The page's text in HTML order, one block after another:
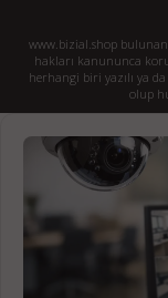
www.bizial.shop
hakları kanununca
herhangi biri yazılı ya
olup